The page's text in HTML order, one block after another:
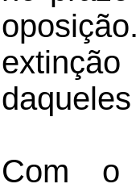
Com o